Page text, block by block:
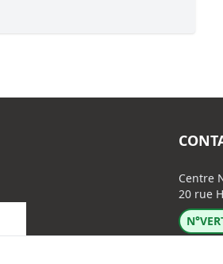
Centre
20 rue